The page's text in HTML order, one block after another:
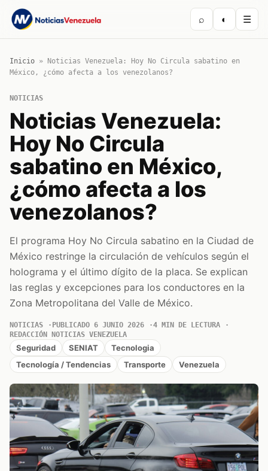
⌕ ◐ ☰
Inicio »
Noticias Venezuela: Hoy No Circula sabatino en
México, ¿cómo afecta a los venezolanos?
NOTICIAS
Noticias Venezuela:
Hoy No Circula
sabatino en México,
¿cómo afecta a los
venezolanos?
El programa Hoy No Circula sabatino en la Ciudad de
México restringe la circulación de vehículos según el
holograma y el último dígito de la placa. Se explican
las reglas y excepciones para los conductores en la
Zona Metropolitana del Valle de México.
NOTICIAS PUBLICADO 6 JUNIO 2026
4 MIN DE LECTURA
REDACCIÓN NOTICIAS VENEZUELA
Seguridad SENIAT
Tecnologia
Tecnología / Tendencias
Transporte Venezuela